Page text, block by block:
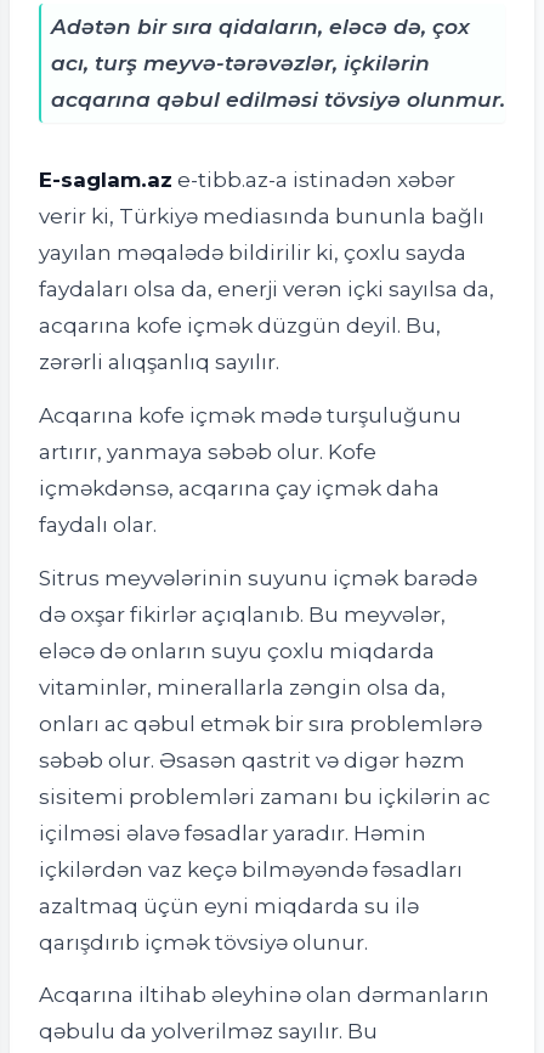
Adətən bir sıra qidaların, eləcə də, çox
acı, turş meyvə-tərəvəzlər, içkilərin
acqarına qəbul edilməsi tövsiyə olunmur.
E-saglam.az e-tibb.az-a istinadən xəbər
verir ki, Türkiyə mediasında bununla bağlı
yayılan məqalədə bildirilir ki, çoxlu sayda
faydaları olsa da, enerji verən içki sayılsa da,
acqarına kofe içmək düzgün deyil. Bu,
zərərli alıqşanlıq sayılır.
Acqarına kofe içmək mədə turşuluğunu
artırır, yanmaya səbəb olur. Kofe
içməkdənsə, acqarına çay içmək daha
faydalı olar.
Sitrus meyvələrinin suyunu içmək barədə
də oxşar fikirlər açıqlanıb. Bu meyvələr,
eləcə də onların suyu çoxlu miqdarda
vitaminlər, minerallarla zəngin olsa da,
onları ac qəbul etmək bir sıra problemlərə
səbəb olur. Əsasən qastrit və digər həzm
sisitemi problemləri zamanı bu içkilərin ac
içilməsi əlavə fəsadlar yaradır. Həmin
içkilərdən vaz keçə bilməyəndə fəsadları
azaltmaq üçün eyni miqdarda su ilə
qarışdırıb içmək tövsiyə olunur.
Acqarına iltihab əleyhinə olan dərmanların
qəbulu da yolverilməz sayılır. Bu